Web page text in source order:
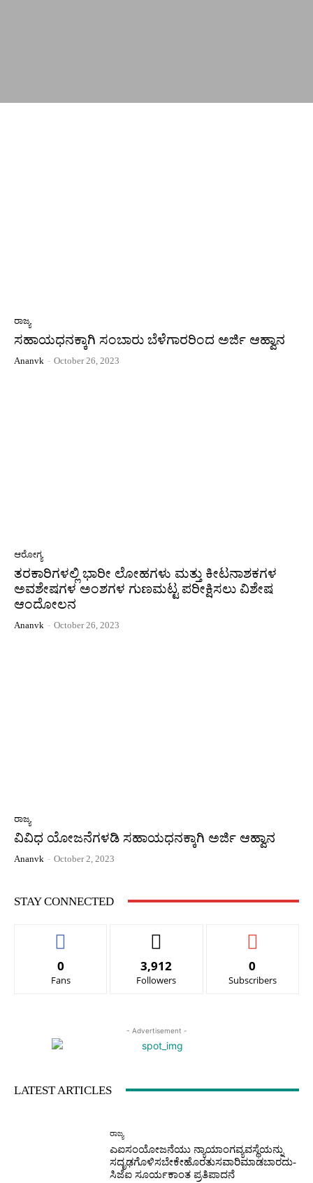
ರಾಜ್ಯ
ಸಹಾಯಧನಕ್ಕಾಗಿ ಸಂಬಾರು ಬೆಳೆಗಾರರಿಂದ ಅರ್ಜಿ ಆಹ್ವಾನ
Ananvk - October 26, 2023
ಆರೋಗ್ಯ
ತರಕಾರಿಗಳಲ್ಲಿ ಭಾರೀ ಲೋಹಗಳು ಮತ್ತು ಕೀಟನಾಶಕಗಳ
ಅವಶೇಷಗಳ ಅಂಶಗಳ ಗುಣಮಟ್ಟ ಪರೀಕ್ಷಿಸಲು ವಿಶೇಷ
ಆಂದೋಲನ
Ananvk - October 26, 2023
ರಾಜ್ಯ
ವಿವಿಧ ಯೋಜನೆಗಳಡಿ ಸಹಾಯಧನಕ್ಕಾಗಿ ಅರ್ಜಿ ಆಹ್ವಾನ
Ananvk - October 2, 2023
STAY CONNECTED
0
Fans
3,912
Followers
0
Subscribers
- Advertisement -
LATEST ARTICLES
ರಾಜ್ಯ
ಎಐಸಂಯೋಜನೆಯು ನ್ಯಾಯಾಂಗವ್ಯವಸ್ಥೆಯನ್ನು
ಸದೃಢಗೊಳಿಸಬೇಕೇಹೊರತುಸವಾರಿಮಾಡಬಾರದು-
ಸಿಜೆಐ ಸೂರ್ಯಕಾಂತ ಪ್ರತಿಪಾದನೆ